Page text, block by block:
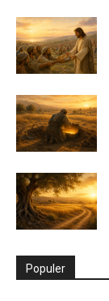
Populer